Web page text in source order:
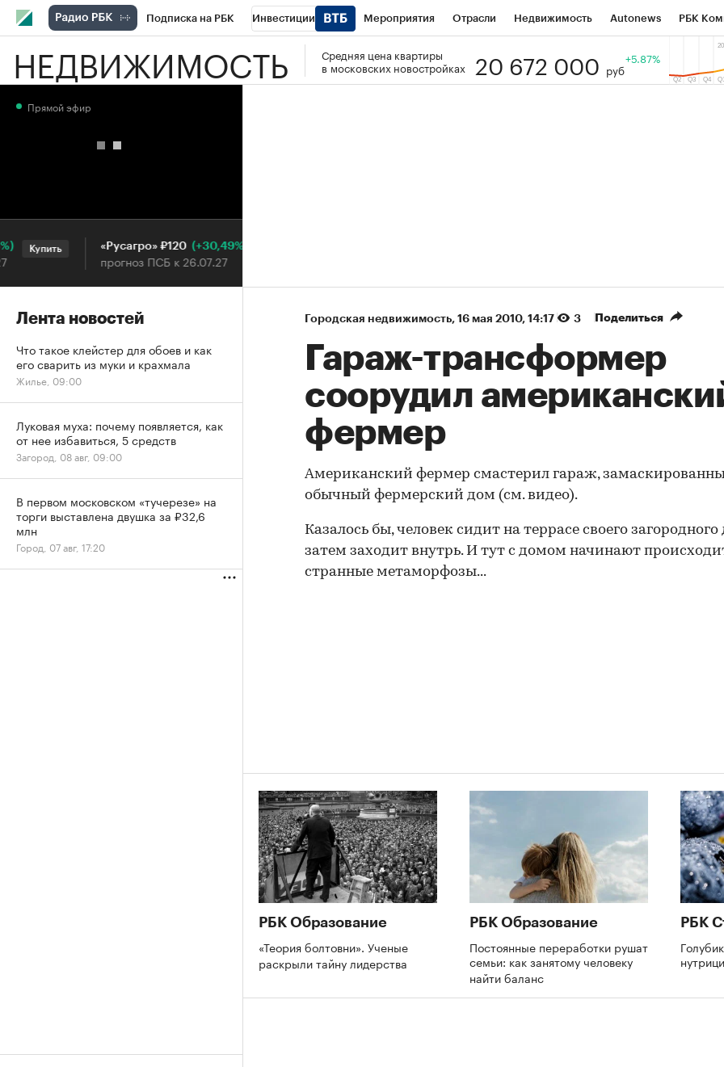
Подписка на РБК Инвестиции Мероприятия Отрасли Недвижимость Autonews РБК
РБК Вино Спорт Школа управления РБК РБК Образование Тренды
НЕДВИЖИМОСТЬ
Средняя цена квартиры
в московских новостройках
20 672 000 руб
+5.87%
Городская недвижимость⁠, 16 мая 2010, 14:17 3 Поделиться
Гараж-трансформер
соорудил
фермер
Американский фермер смастерил гараж,
обычный фермерский дом (см. видео).
Казалось бы, человек сидит на террасе своего загородного
затем заходит внутрь. И тут с домом начинают
странные метаморфозы...
РБК Образование
«Теория болтовни». Ученые
раскрыли тайну лидерства
РБК Образование
Постоянные переработки рушат
семьи: как занятому человеку
найти баланс
РБК
Прямой эфир
Купить «Русагро» ₽120 (+30,49%)
прогноз ПСБ к 26.07.27
Лента новостей
Что такое клейстер для обоев и как
его сварить из муки и крахмала
Жилье, 09:00
Луковая муха: почему появляется, как
от нее избавиться, 5 средств
Загород, 08 авг, 09:00
В первом московском «тучерезе» на
торги выставлена двушка за ₽32,6
млн
Город, 07 авг, 17:20